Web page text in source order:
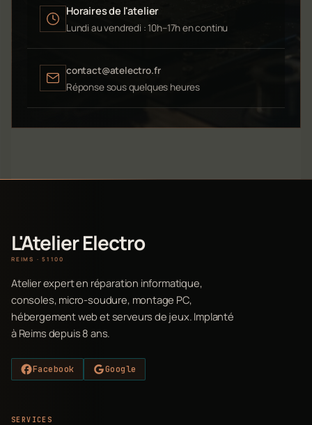
Horaires de l'atelier
Lundi au vendredi : 10h–17h en continu
contact@atelectro.fr
Réponse sous quelques heures
L'Atelier Electro
REIMS · 51100
Atelier expert en réparation informatique,
consoles, micro-soudure, montage PC,
hébergement web et serveurs de jeux. Implanté
à Reims depuis 8 ans.
Facebook Google
SERVICES